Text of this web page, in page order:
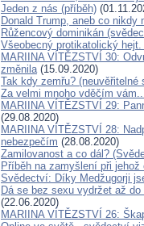
Jeden z nás (příběh)
Donald Trump, aneb co
Růžencový dominikán
Všeobecný protikatolický
MARIINA VÍTĚZSTVÍ 30:
změnila(15.09.2020)
Tak kdy zemřu?
Za velmi mnoho vděčím
MARIINA VÍTĚZSTVÍ 29:
(29.08.2020)
MARIINA VÍTĚZSTVÍ 28:
nebezpečím (28.08.2020)
Zamilovanost a co dál?
Příběh na zamyšlení při
Svědectví: Díky Medžugorji
Dá se bez sexu vydržet až
(22.06.2020)
MARIINA VÍTĚZSTVÍ 26: